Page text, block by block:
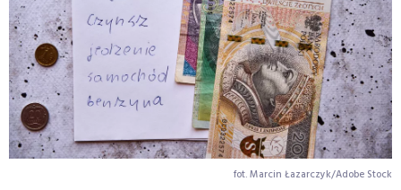
fot. Marcin Łazarczyk/Adobe Stock